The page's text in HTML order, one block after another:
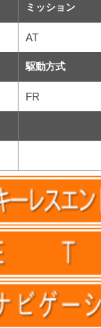
ミッション
AT
駆動方式
FR